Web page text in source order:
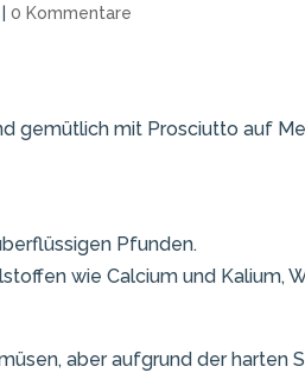
0 Kommentare
gemütlich mit Prosciutto auf
Pfunden.
wie Calcium und Kalium,
aber aufgrund der harten